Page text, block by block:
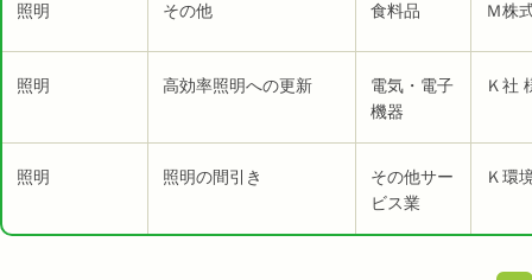
照明 その他 食料品 Ｍ株
照明 高効率照明への更新
電気・電子
機器
Ｋ社
照明 照明の間引き
その他サー
ビス業
Ｋ環